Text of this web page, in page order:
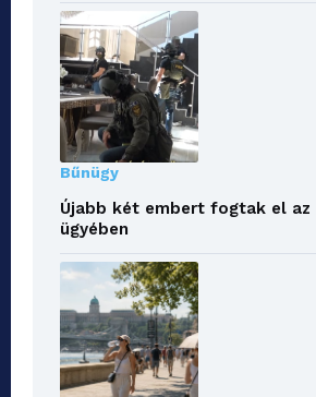
Bűnügy
Újabb két embert fogtak el
ügyében